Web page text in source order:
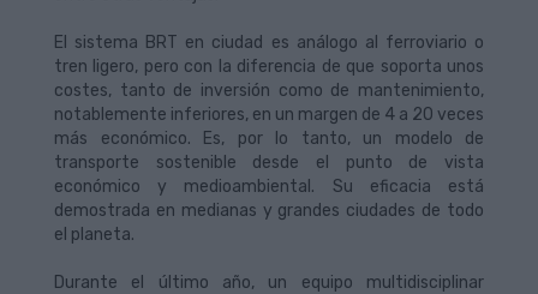
El sistema BRT en ciudad es análogo al ferroviario o
tren ligero, pero con la diferencia de que soporta unos
costes, tanto de inversión como de mantenimiento,
notablemente inferiores, en un margen de 4 a 20 veces
más económico. Es, por lo tanto, un modelo de
transporte sostenible desde el punto de vista
económico y medioambiental. Su eficacia está
demostrada en medianas y grandes ciudades de todo
el planeta.
Durante el último año, un equipo multidisciplinar